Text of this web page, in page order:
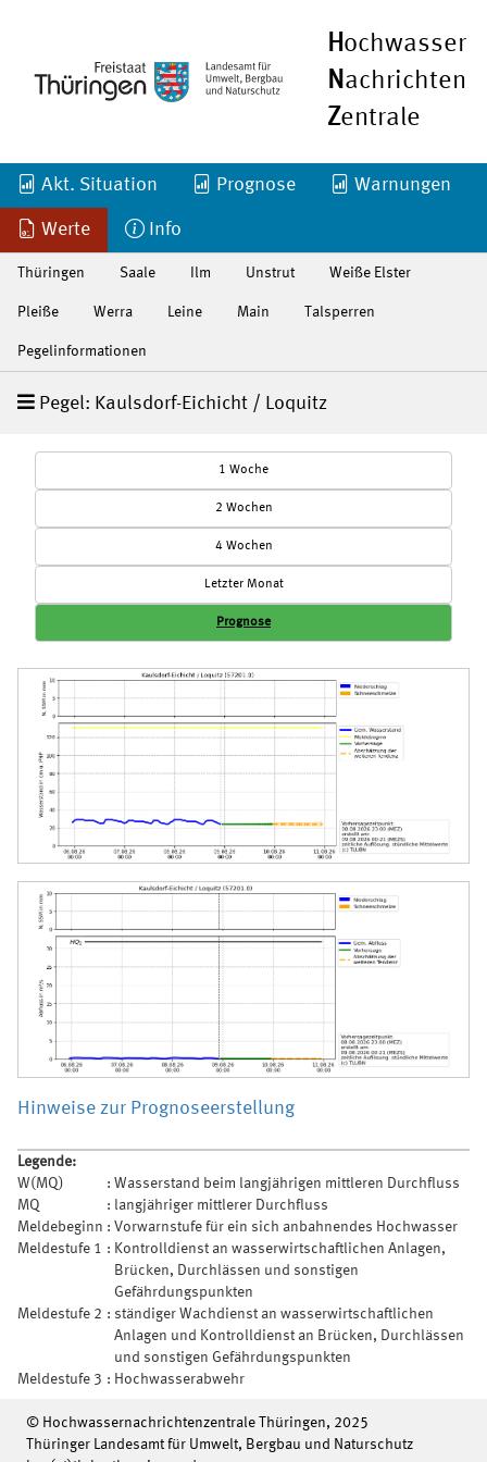
Hochwasser
Nachrichten
Zentrale
Akt. Situation Prognose Warnungen
Werte Info
Thüringen Saale Ilm Unstrut Weiße Elster
Pleiße Werra Leine Main Talsperren
Pegelinformationen
Pegel: Kaulsdorf-Eichicht / Loquitz
1 Woche
2 Wochen
4 Wochen
Letzter Monat
Prognose
Hinweise zur Prognoseerstellung
Legende:
W(MQ)
: Wasserstand beim langjährigen mittleren Durchfluss
MQ
: langjähriger mittlerer Durchfluss
Meldebeginn : Vorwarnstufe für ein sich anbahnendes Hochwasser
Meldestufe 1 : Kontrolldienst an wasserwirtschaftlichen Anlagen,
Brücken, Durchlässen und sonstigen
Gefährdungspunkten
Meldestufe 2 : ständiger Wachdienst an wasserwirtschaftlichen
Anlagen und Kontrolldienst an Brücken, Durchlässen
und sonstigen Gefährdungspunkten
Meldestufe 3 : Hochwasserabwehr
© Hochwassernachrichtenzentrale Thüringen, 2025
Thüringer Landesamt für Umwelt, Bergbau und Naturschutz